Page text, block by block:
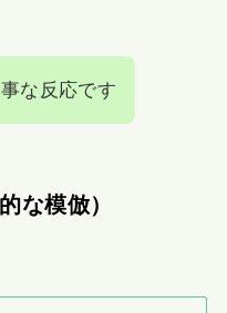
な反応です
な模倣）